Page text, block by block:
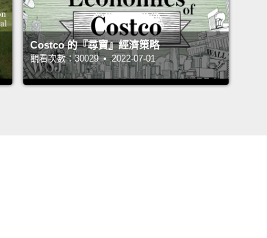
Costco 的『尋寶』經濟策略
觀看次數：30029 • 2022-07-01